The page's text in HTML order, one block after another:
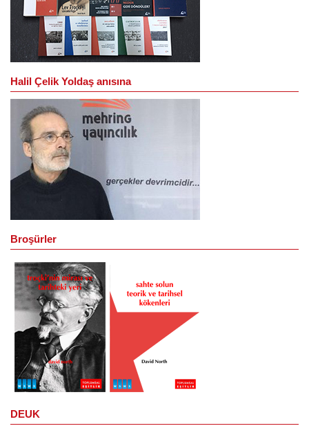
Halil Çelik Yoldaş anısına
Broşürler
DEUK